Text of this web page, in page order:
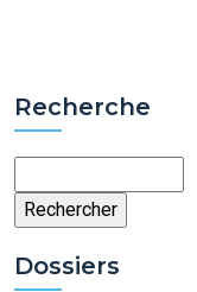
Recherche
Dossiers